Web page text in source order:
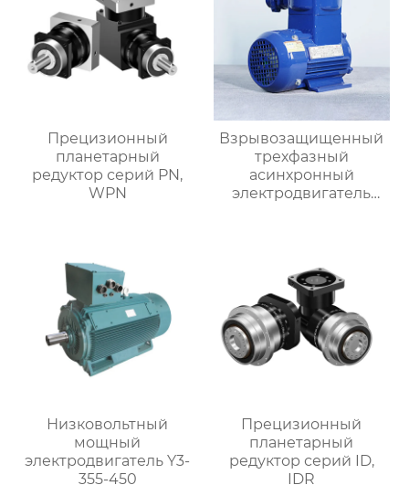
Прецизионный
планетарный
редуктор серий PN,
WPN
Взрывозащищенный
трехфазный
асинхронный
электродвигатель
Низковольтный
мощный
электродвигатель Y3-
355-450
Прецизионный
планетарный
редуктор серий ID,
IDR